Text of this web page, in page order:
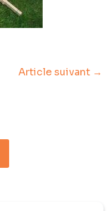
Article suivant →